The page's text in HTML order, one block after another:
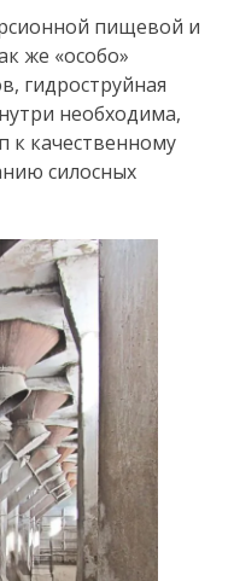
пищевой и
же «особо»
гидроструйная
необходима,
к качественному
силосных